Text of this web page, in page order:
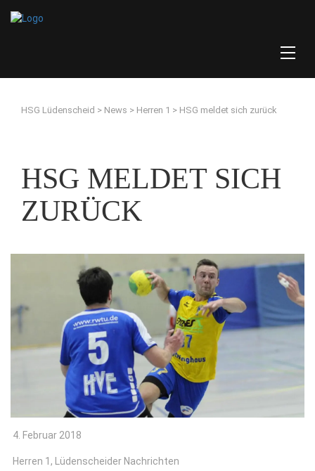
HSG Lüdenscheid > News > Herren 1 > HSG meldet sich zurück
HSG MELDET SICH
ZURÜCK
4. Februar 2018
Herren 1, Lüdenscheider Nachrichten